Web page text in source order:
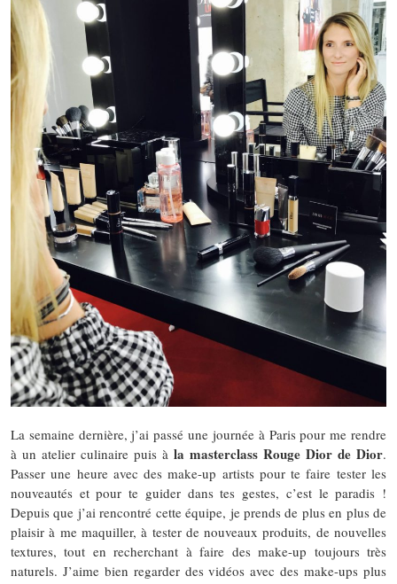
La semaine dernière, j’ai passé une journée à Paris pour me rendre
à un atelier culinaire puis à la masterclass Rouge Dior de Dior.
Passer une heure avec des make-up artists pour te faire tester les
nouveautés et pour te guider dans tes gestes, c’est le paradis !
Depuis que j’ai rencontré cette équipe, je prends de plus en plus de
plaisir à me maquiller, à tester de nouveaux produits, de nouvelles
textures, tout en recherchant à faire des make-up toujours très
naturels. J’aime bien regarder des vidéos avec des make-ups plus